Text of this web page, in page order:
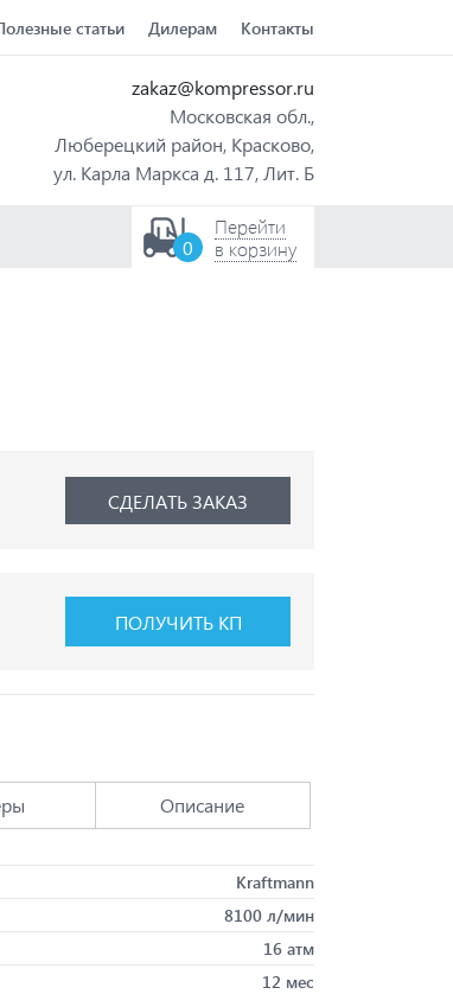
статьи Дилерам Контакты
zakaz@kompressor.ru
Московская обл.,
Люберецкий район, Красково,
ул. Карла Маркса д. 117, Лит. Б
Перейти
в корзину
0
СДЕЛАТЬ ЗАКАЗ
ПОЛУЧИТЬ КП
Описание
Kraftmann
8100 л/мин
16 атм
12 мес